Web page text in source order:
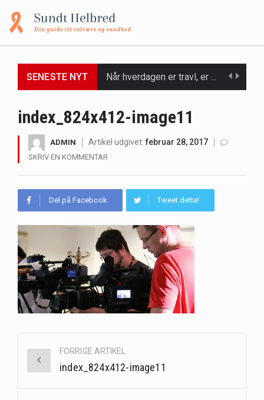
SENESTE NYT
Massagestole er ikke længere forbeholdt luksuriøse spaer og wellnesscentre - de er nu tilgængelige til…
index_824x412-image11
ADMIN Artikel udgivet:februar 28, 2017
SKRIV EN KOMMENTAR
Del på Facebook Tweet dette!
navigationFORRIGE ARTIKEL
index_824x412-image11